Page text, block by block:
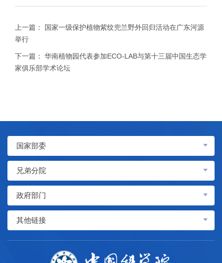
上一篇：
国家一级保护植物紫纹兜兰野外回归活动在广东河源
举行
下一篇：
华南植物园代表参加ECO-LAB与第十三届中国生态学
家俱乐部学术论坛
国家部委
兄弟分院
政府部门
其他链接